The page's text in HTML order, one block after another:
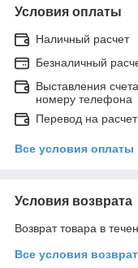
Условия оплаты
Наличный расчет
Безналичный
Выставления
номеру телефона
Перевод на
Все условия оплаты
Условия возврата
Возврат товара в
Все условия